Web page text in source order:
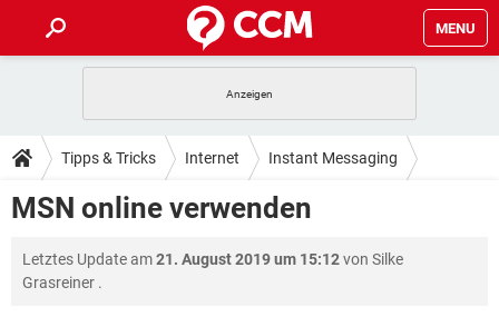
MENU
ANDROID IOS
WINDOWS 10 INSTAGRAM
FACEBOOK
TIPPS & TRICKS
SPIELE
ANDROID IOS
WINDOWS 10 INSTAGRAM
DOWNLOADS
ANDROID
FORUM
Tipps & Tricks Internet Instant Messaging
MSN Messenger
MSN online verwenden
Letztes Update am21. August 2019 um 15:12von Silke
Grasreiner .